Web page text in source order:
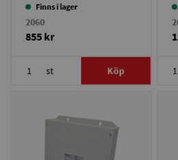
Finns i lager
2060
855 kr
st Köp